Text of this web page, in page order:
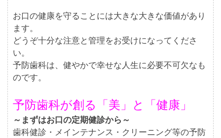
お口の健康を守ることには大きな大きな価値があり
ます。
どうぞ十分な注意と管理をお受けになってくださ
い。
予防歯科は、健やかで幸せな人生に必要不可欠なも
のです。
予防歯科が創る「美」と「健康」
～まずはお口の定期健診から～
歯科健診・メインテナンス・クリーニング等の予防